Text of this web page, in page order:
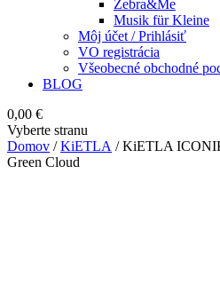
Zebra&Me
Musik für Kleine
Môj účet / Prihlásiť
VO registrácia
Všeobecné obchodné
BLOG
0,00 €
Vyberte stranu
Domov /KiETLA / KiETLA
Green Cloud